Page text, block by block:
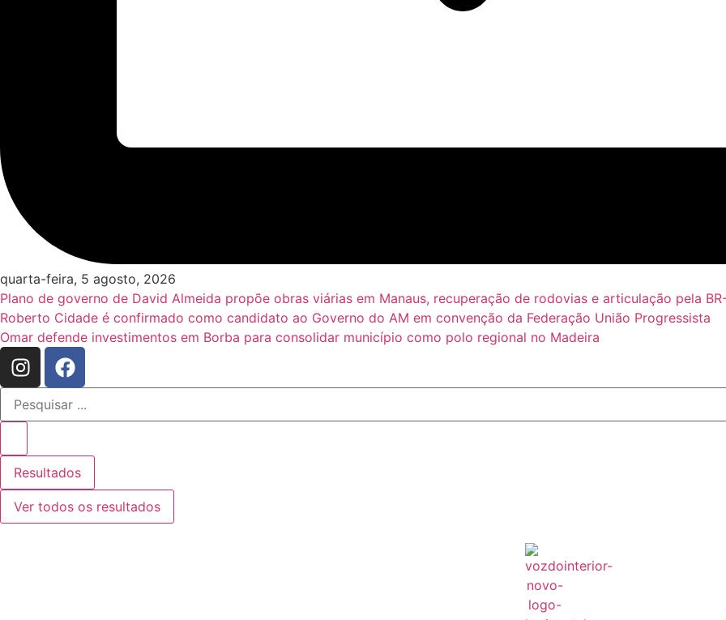
quarta-feira, 5 agosto, 2026
Plano de governo de David Almeida propõe obras viárias em Manaus, recuperação de rodovias e articulação pela
Roberto Cidade é confirmado como candidato ao Governo do AM em convenção da Federação União Progressista
Omar defende investimentos em Borba para consolidar município como polo regional no Madeira
Resultados
Ver todos os resultados